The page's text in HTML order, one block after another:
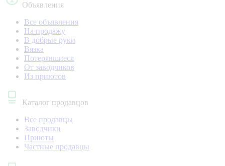
Объявления
Все объявления
На продажу
В добрые руки
Вязка
Потерявшиеся
От заводчиков
Из приютов
Каталог продавцов
Все продавцы
Заводчики
Приюты
Частные продавцы